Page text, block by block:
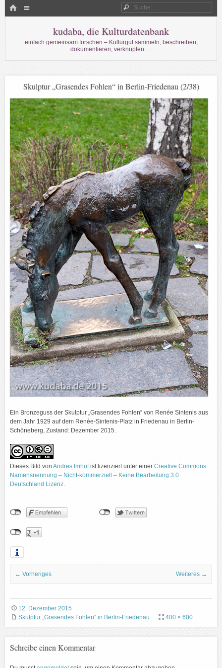
HOME Suche
kudaba, die Kulturdatenbank
einfach gemeinsam forschen – Kulturgut sammeln, beschreiben,
dokumentieren, verknüpfen …
Skulptur „Grasendes Fohlen“ in Berlin-Friedenau (2/38)
Ein Bronzeguss der Skulptur „Grasendes Fohlen“ von Renée Sintenis aus
dem Jahr 1929 auf dem Renée-Sintenis-Platz in Friedenau in Berlin-
Schöneberg, Zustand: Dezember 2015.
Dieses Bild von Andres Imhofist lizenziert unter einer Creative Commons
Namensnennung – Nicht-kommerziell – Keine Bearbeitung 3.0
Deutschland Lizenz.
← Vorheriges Weiteres →
12. Dezember 2015
Skulptur „Grasendes Fohlen“ in Berlin-Friedenau
400 × 600
Schreibe einen Kommentar